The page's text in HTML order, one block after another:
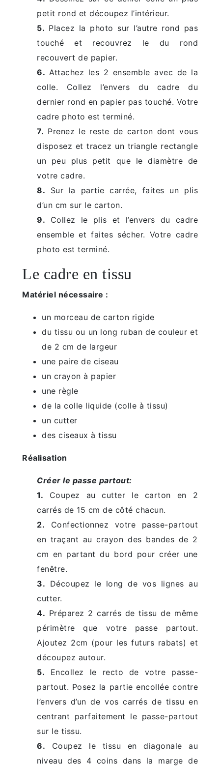
petit rond et découpez l’intérieur.
5. Placez la photo sur l’autre rond pas
touché et recouvrez le du rond
recouvert de papier.
6. Attachez les 2 ensemble avec de la
colle. Collez l’envers du cadre du
dernier rond en papier pas touché. Votre
cadre photo est terminé.
7. Prenez le reste de carton dont vous
disposez et tracez un triangle rectangle
un peu plus petit que le diamètre de
votre cadre.
8. Sur la partie carrée, faites un plis
d’un cm sur le carton.
9. Collez le plis et l’envers du cadre
ensemble et faites sécher. Votre cadre
photo est terminé.
Le cadre en tissu
Matériel nécessaire :
un morceau de carton rigide
du tissu ou un long ruban de couleur et
de 2 cm de largeur
une paire de ciseau
un crayon à papier
une règle
de la colle liquide (colle à tissu)
un cutter
des ciseaux à tissu
Réalisation
Créer le passe partout:
1. Coupez au cutter le carton en 2
carrés de 15 cm de côté chacun.
2. Confectionnez votre passe-partout
en traçant au crayon des bandes de 2
cm en partant du bord pour créer une
fenêtre.
3. Découpez le long de vos lignes au
cutter.
4. Préparez 2 carrés de tissu de même
périmètre que votre passe partout.
Ajoutez 2cm (pour les futurs rabats) et
découpez autour.
5. Encollez le recto de votre passe-
partout. Posez la partie encollée contre
l’envers d’un de vos carrés de tissu en
centrant parfaitement le passe-partout
sur le tissu.
6. Coupez le tissu en diagonale au
niveau des 4 coins dans la marge de